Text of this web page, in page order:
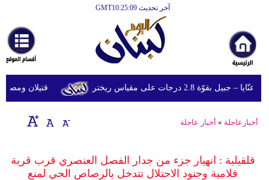
آخر تحديث GMT10:25:09
أخبارعاجلة
رياضة
ثقافة
إقتصاد
وموسيقى
قتيلان ومصابون جراء 14 غارة إسرائيلية على 2.8 درجات على مقياس ريختر
أخبارعاجلة » أخبار عاجلة
قلقيلية : انهيار جزء من جدار الفصل العنصري قرب قرية
فلامية وجنود الاحتلال تتدخل بالرصاص الحي لمنع